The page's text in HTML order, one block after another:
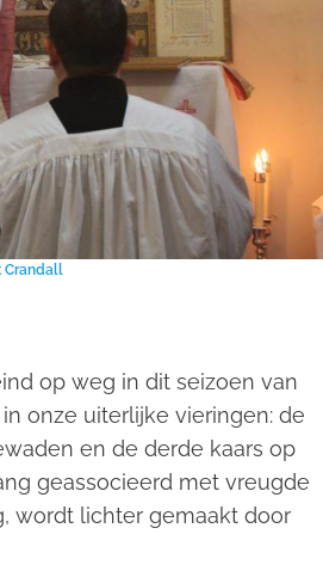
Crandall
op weg in dit seizoen van
onze uiterlijke vieringen: de
en de derde kaars op
geassocieerd met vreugde
wordt lichter gemaakt door